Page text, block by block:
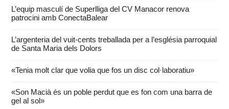
L’equip masculí de Superlliga del CV Manacor renova
patrocini amb ConectaBalear
L’argenteria del vuit-cents treballada per a l’església parroquial
de Santa Maria dels Dolors
«Tenia molt clar que volia que fos un disc col·laboratiu»
«Son Macià és un poble perdut que es fon com una barra de
gel al sol»